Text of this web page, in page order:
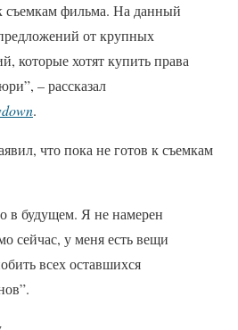
съемкам фильма. На данный
от крупных
которые хотят купить права
– рассказал
.
что пока не готов к съемкам
в будущем. Я не намерен
сейчас, у меня есть вещи
всех оставшихся